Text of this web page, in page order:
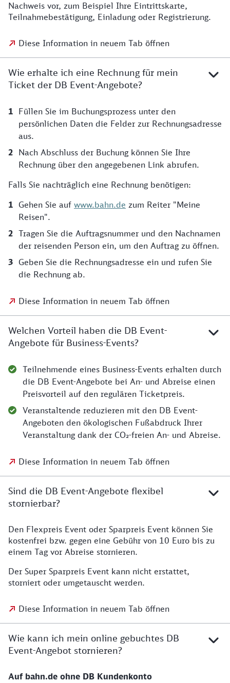
Nachweis vor, zum Beispiel Ihre Eintrittskarte,
Teilnahmebestätigung, Einladung oder Registrierung.
Diese Information in neuem Tab öffnen
Wie erhalte ich eine Rechnung für mein
Ticket der DB Event-Angebote?
Füllen Sie im Buchungsprozess unter den
persönlichen Daten die Felder zur Rechnungsadresse
aus.
Nach Abschluss der Buchung können Sie Ihre
Rechnung über den angegebenen Link abrufen.
Falls Sie nachträglich eine Rechnung benötigen:
Gehen Sie auf www.bahn.de zum Reiter "Meine
Reisen".
Tragen Sie die Auftragsnummer und den Nachnamen
der reisenden Person ein, um den Auftrag zu öffnen.
Geben Sie die Rechnungsadresse ein und rufen Sie
die Rechnung ab.
Diese Information in neuem Tab öffnen
Welchen Vorteil haben die DB Event-
Angebote für Business-Events?
Teilnehmende eines Business-Events erhalten durch
die DB Event-Angebote bei An- und Abreise einen
Preisvorteil auf den regulären Ticketpreis.
Veranstaltende reduzieren mit den DB Event-
Angeboten den ökologischen Fußabdruck Ihrer
Veranstaltung dank der CO₂-freien An- und Abreise.
Diese Information in neuem Tab öffnen
Sind die DB Event-Angebote flexibel
stornierbar?
Den Flexpreis Event oder Sparpreis Event können Sie
kostenfrei bzw. gegen eine Gebühr von 10 Euro bis zu
einem Tag vor Abreise stornieren.
Der Super Sparpreis Event kann nicht erstattet,
storniert oder umgetauscht werden.
Diese Information in neuem Tab öffnen
Wie kann ich mein online gebuchtes DB
Event-Angebot stornieren?
Auf bahn.de ohne DB Kundenkonto